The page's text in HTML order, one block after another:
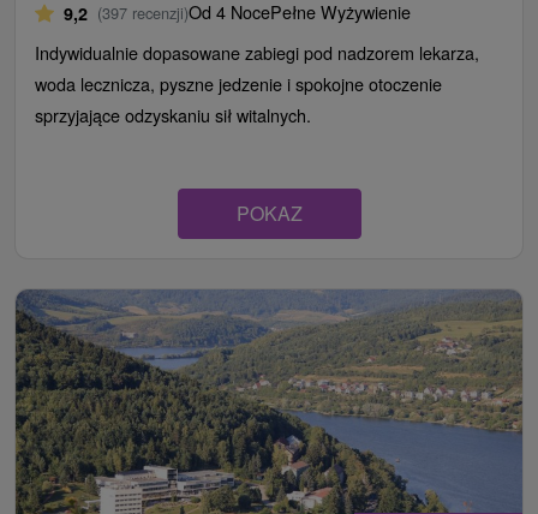
9,2 (397 recenzji)Od 4 NocePełne Wyżywienie
Indywidualnie dopasowane zabiegi pod nadzorem lekarza,
woda lecznicza, pyszne jedzenie i spokojne otoczenie
sprzyjające odzyskaniu sił witalnych.
POKAZ